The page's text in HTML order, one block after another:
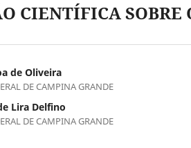
CIENTÍFICA SOBRE
de Oliveira
DE CAMPINA GRANDE
Lira Delfino
DE CAMPINA GRANDE